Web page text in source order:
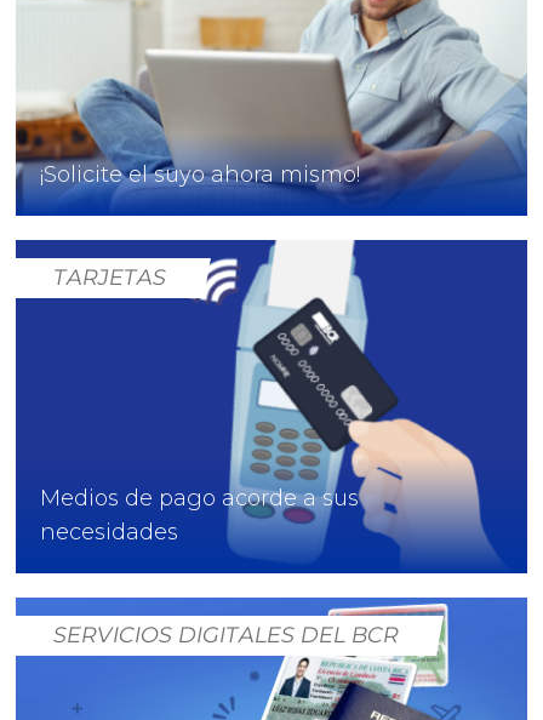
¡Solicite el suyo ahora mismo!
TARJETAS
Medios de pago acorde a sus
necesidades
SERVICIOS DIGITALES DEL BCR